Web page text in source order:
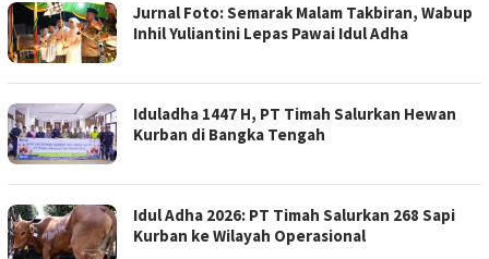
Jurnal Foto: Semarak Malam Takbiran, Wabup
Inhil Yuliantini Lepas Pawai Idul Adha
Iduladha 1447 H, PT Timah Salurkan Hewan
Kurban di Bangka Tengah
Idul Adha 2026: PT Timah Salurkan 268 Sapi
Kurban ke Wilayah Operasional